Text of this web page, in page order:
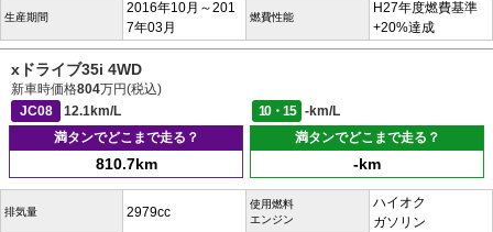
生産期間
2016年10月～201
7年03月
燃費性能
H27年度燃費基準
+20%達成
xドライブ35i 4WD
新車時価格804万円(税込)
JC08
12.1km/L 10・15
-km/L
満タンでどこまで走る？
810.7km
満タンでどこまで走る？
-km
排気量 2979cc
使用燃料
エンジン
ハイオク
ガソリン